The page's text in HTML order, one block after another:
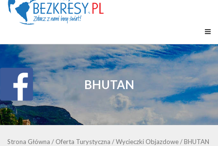
BHUTAN
Strona Główna / Oferta Turystyczna /Wycieczki Objazdowe/ BHUTAN